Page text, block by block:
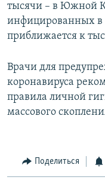
тысячи – в Южной
инфицированных
приближается к
Врачи для
коронавируса
правила личной
массового
Поделиться